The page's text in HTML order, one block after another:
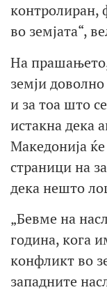
контролиран,
во земјата“,
На прашањето,
земји
и за тоа што
истакна дека
Македонија
страници на
дека нешто
„Бевме на
година, кога
конфликт во
западните